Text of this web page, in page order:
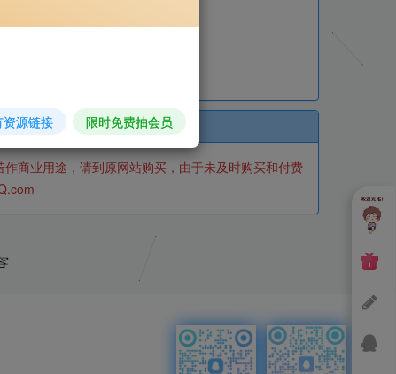
商业用途，请到原网站购买，由于未及时购买和付费
资源链接 限时免费抽会员